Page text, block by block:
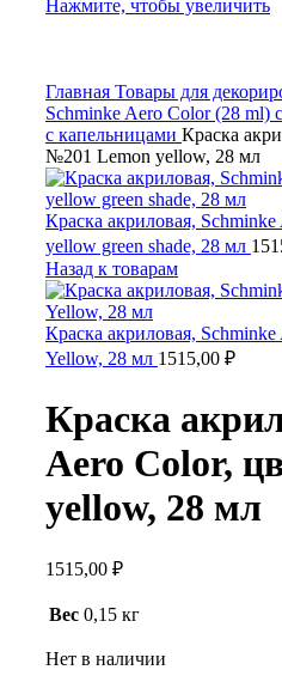
Нажмите, чтобы увеличить
Главная Товары для
Schminke Aero Color (28 ml)
с капельницами Краска
№201 Lemon yellow, 28 мл
Краска акриловая,
yellow green shade, 28 мл
Назад к товарам
Краска акриловая,
Yellow, 28 мл 1515,00 ₽
Краска
Aero Color,
yellow, 28 мл
1515,00 ₽
Вес 0,15 кг
Нет в наличии